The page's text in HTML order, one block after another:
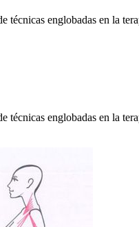
técnicas englobadas en la
técnicas englobadas en la